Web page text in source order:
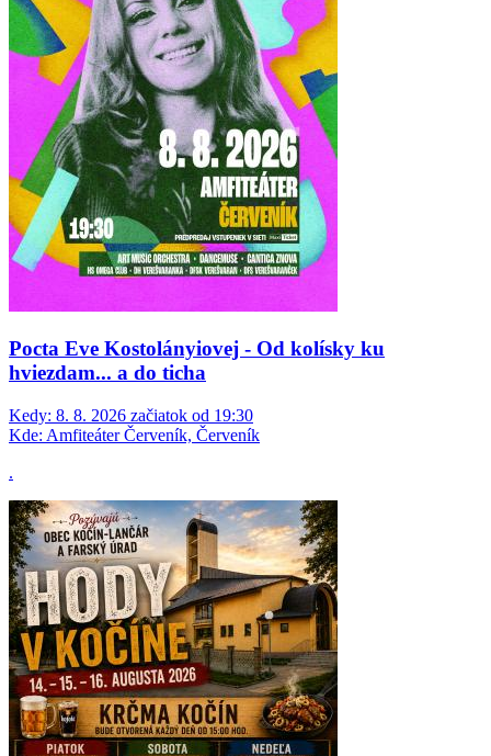
Pocta Eve Kostolányiovej - Od kolísky ku
hviezdam... a do ticha
Kedy: 8. 8. 2026 začiatok od 19:30
Kde: Amfiteáter Červeník, Červeník
.